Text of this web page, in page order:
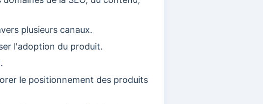
plusieurs canaux.
l'adoption du produit.
le positionnement des produits